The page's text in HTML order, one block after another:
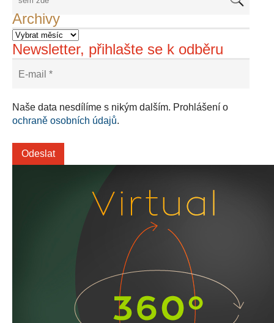
Archivy
Newsletter, přihlašte se k odběru
Naše data nesdílíme s nikým dalším. Prohlášení o
ochraně osobních údajů.